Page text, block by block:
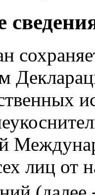
лиц от